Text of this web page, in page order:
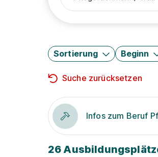
Sortierung Beginn
Suche zurücksetzen
Infos zum Beruf
26